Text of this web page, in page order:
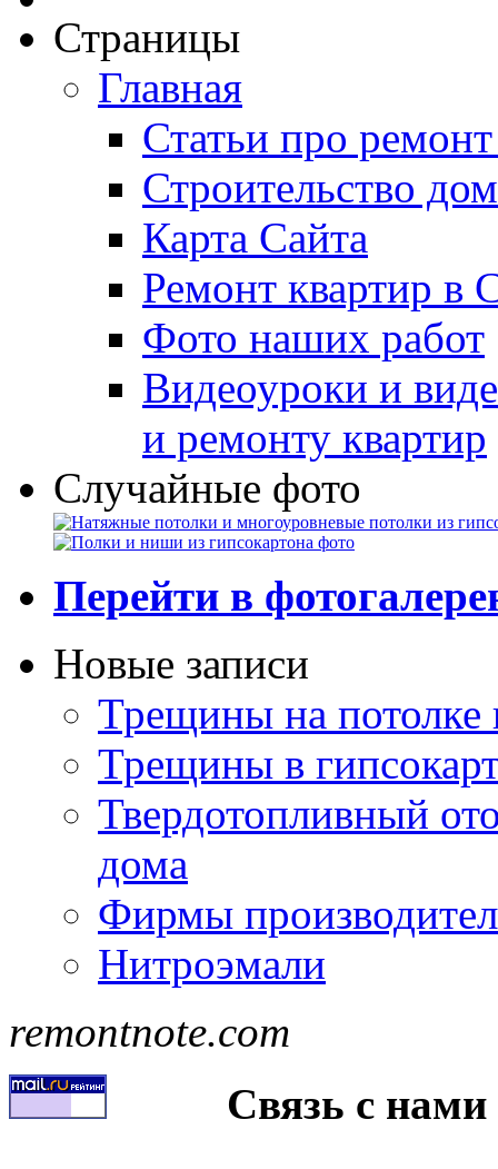
Страницы
Главная
Статьи про
Строительство
Карта Сайта
Ремонт квартир в
Фото наших работ
Видеоуроки и
и ремонту квартир
Случайные фото
Перейти в
Новые записи
Трещины на потолке
Трещины в
Твердотопливный
дома
Фирмы
Нитроэмали
remontnote.com
Связь с